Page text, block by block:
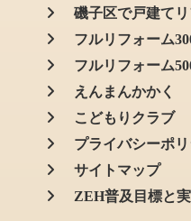
磯子区で戸建てリ
フルリフォーム
フルリフォーム
えんまんかかく
こどもりクラブ
プライバシーポリ
サイトマップ
ZEH普及目標と